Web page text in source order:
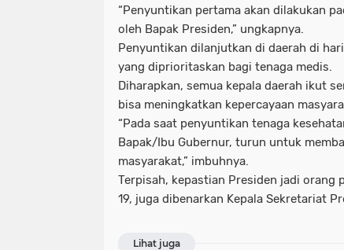
“Penyuntikan pertama akan dilakukan
oleh Bapak Presiden,” ungkapnya.
Penyuntikan dilanjutkan di daerah di
yang diprioritaskan bagi tenaga medis.
Diharapkan, semua kepala daerah ikut
bisa meningkatkan kepercayaan
“Pada saat penyuntikan tenaga
Bapak/Ibu Gubernur, turun untuk
masyarakat,” imbuhnya.
Terpisah, kepastian Presiden jadi
19, juga dibenarkan Kepala Sekretariat
Lihat juga